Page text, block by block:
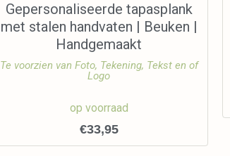
Gepersonaliseerde tapasplank
met stalen handvaten | Beuken |
Handgemaakt
Te voorzien van Foto, Tekening, Tekst en of
Logo
op voorraad
€33,95